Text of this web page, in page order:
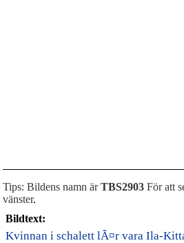
Tips: Bildens namn ärTBS2903 För att
vänster.
Bildtext:
Kvinnan i schalett lÃ¤r vara Ila-